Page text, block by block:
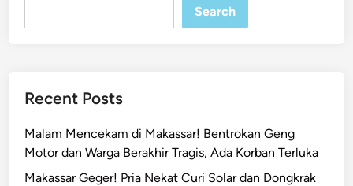
Search
Recent Posts
Malam Mencekam di Makassar! Bentrokan Geng
Motor dan Warga Berakhir Tragis, Ada Korban Terluka
Makassar Geger! Pria Nekat Curi Solar dan Dongkrak